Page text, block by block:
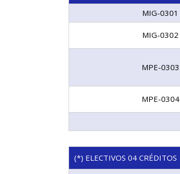
MIG-0301
MIG-0302
MPE-0303
MPE-0304
(*) ELECTIVOS 04 CRÉDITOS